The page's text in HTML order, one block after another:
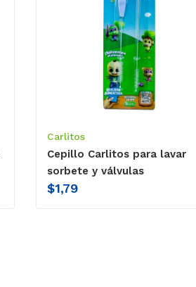
Carlitos
Cepillo Carlitos para lavar
sorbete y válvulas
$1,79